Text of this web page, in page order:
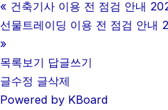
« 건축기사 이용 전 점검 안내
선물트레이딩 이용 전 점검 안내
»
목록보기 답글쓰기
글수정 글삭제
Powered by KBoard